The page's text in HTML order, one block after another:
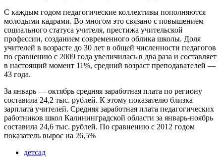
С каждым годом педагогические коллективы пополняются
молодыми кадрами. Во многом это связано с повышением
социального статуса учителя, престижа учительской
профессии, созданием современного облика школы. Доля
учителей в возрасте до 30 лет в общей численности педагогов
по сравнению с 2009 года увеличилась в два раза и составляет
в настоящий момент 11%, средний возраст преподавателей —
43 года.
За январь — октябрь средняя заработная плата по региону
составила 24,2 тыс. рублей. К этому показателю близка
зарплата учителей. Средняя заработная плата педагогических
работников школ Калининградской области за январь-ноябрь
составила 24,6 тыс. рублей. По сравнению с 2012 годом
показатель вырос на 26,5%
детсад